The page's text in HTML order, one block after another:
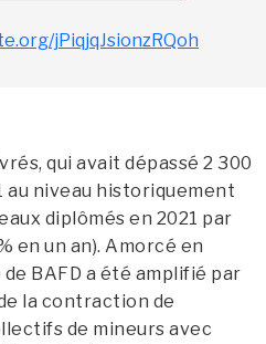
jPiqjqJsionzRQoh
qui avait dépassé 2 300
au niveau historiquement
diplômés en 2021 par
en un an). Amorcé en
BAFD a été amplifié par
la contraction de
de mineurs avec